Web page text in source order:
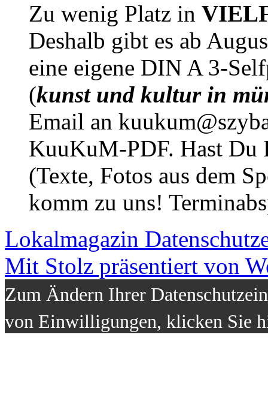
Zu wenig Platz in
Deshalb gibt es ab
eine eigene DIN A 3-
(kunst und kultur in
Email an
KuuKuM-PDF. Hast Du
(Texte, Fotos aus dem
komm zu uns!
Lokalmagazin
Mit Stolz präsentiert von
Zum Ändern Ihrer
von Einwilligungen, klicken Sie